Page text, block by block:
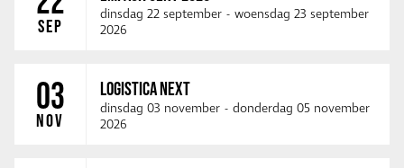
SEP
dinsdag 22 september - woensdag 23 september
2026
03
NOV
LOGISTICA NEXT
dinsdag 03 november - donderdag 05 november
2026